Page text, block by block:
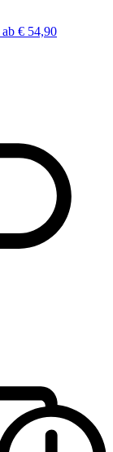
ab € 54,90